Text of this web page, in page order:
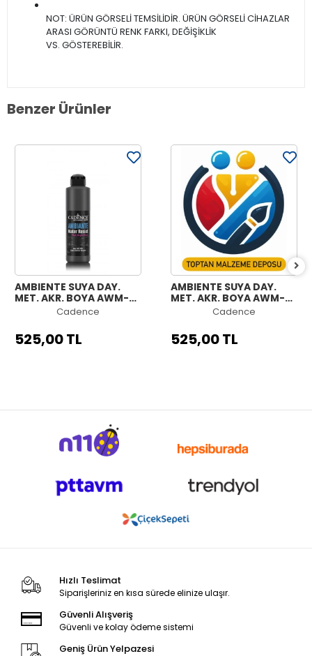
NOT: ÜRÜN GÖRSELİ TEMSİLİDİR. ÜRÜN GÖRSELİ CİHAZLAR
ARASI GÖRÜNTÜ RENK FARKI, DEĞİŞİKLİK
VS. GÖSTEREBİLİR.
Benzer Ürünler
AMBIENTE SUYA DAY.
MET. AKR. BOYA AWM-
08 SİYAH 250ML +
Cadence
525,00 TL
AMBIENTE SUYA DAY.
MET. AKR. BOYA AWM-
07 ANTRASİT 250ML +
Cadence
525,00 TL
Hızlı Teslimat
Siparişleriniz en kısa sürede elinize ulaşır.
Güvenli Alışveriş
Güvenli ve kolay ödeme sistemi
Geniş Ürün Yelpazesi